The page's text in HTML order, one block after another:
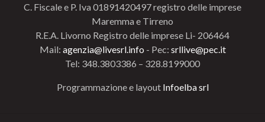
C. Fiscale e P. Iva 01891420497 registro delle imprese
Maremma e Tirreno
R.E.A. Livorno Registro delle imprese Li- 206464
Mail: agenzia@livesrl.info - Pec: srllive@pec.it
Tel: 348.3803386 – 328.8199000
Programmazione e layout Infoelba srl